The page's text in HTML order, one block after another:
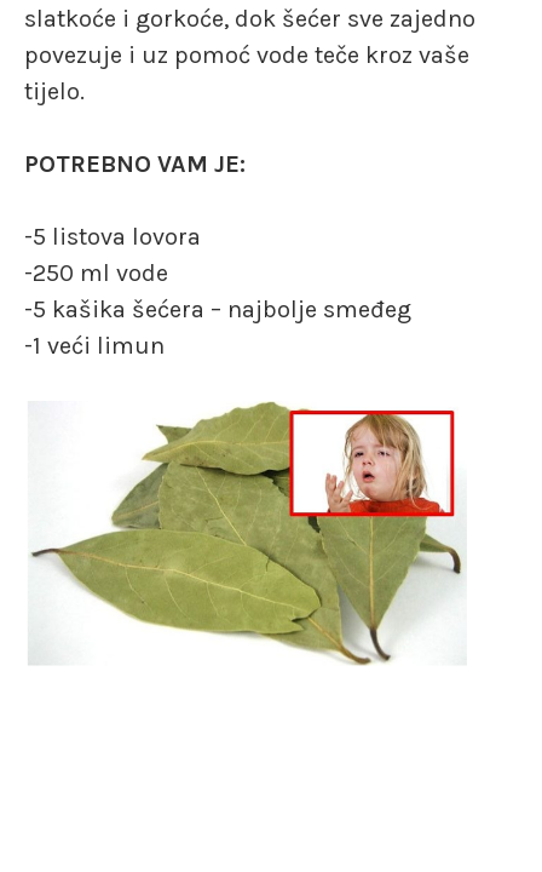
slatkoće i gorkoće, dok šećer sve zajedno
povezuje i uz pomoć vode teče kroz vaše
tijelo.
POTREBNO VAM JE:
-5 listova lovora
-250 ml vode
-5 kašika šećera – najbolje smeđeg
-1 veći limun